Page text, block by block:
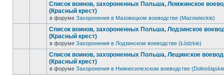
Список воинов, захороненных Польша, Ломжинское
(Красный крест)
в форуме Захоронения в Мазовецком воеводстве (Mazowieckie)
Список воинов, захороненных Польша, Лодзинское
(Красный крест)
в форуме Захоронения в Лодзинском воеводстве (Łódzkie)
Список воинов, захороненных Польша, Лещинское
(Красный крест)
в форуме Захоронения в Нижнесилезском воеводстве